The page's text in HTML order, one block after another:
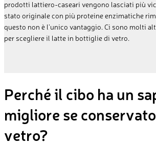
prodotti lattiero-caseari vengono lasciati più
stato originale con più proteine ​​enzimatiche
questo non è l’unico vantaggio. Ci sono molti
per scegliere il latte in bottiglie di vetro.
Perché il cibo ha un
migliore se
vetro?